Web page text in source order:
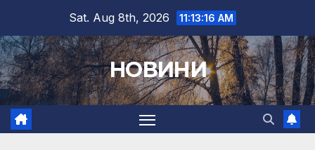
content
Sat. Aug 8th, 2026 11:13:17 AM
НОВИНИ